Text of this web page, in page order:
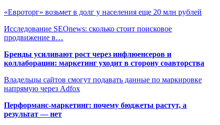
«Евроторг» возьмет в долг у населения еще 20 млн рублей
Исследование SEOnews: сколько стоит поисковое
продвижение в…
Бренды усиливают рост через инфлюенсеров и
коллаборации: маркетинг уходит в сторону соавторства
Владельцы сайтов смогут подавать данные по маркировке
напрямую через Adfox
Перформанс-маркетинг: почему бюджеты растут, а
результат — нет